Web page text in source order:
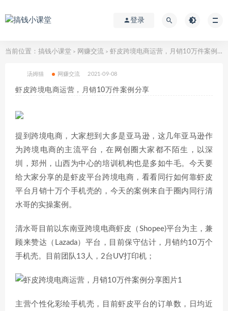
登录
当前位置： 搞钱小课堂 > 网赚交流 > 虾皮跨境电商运营，月销10万件案例分享
汤姆猫 网赚交流 2021-09-08
虾皮跨境电商运营，月销10万件案例分享
提到跨境电商，大家想到大多是亚马逊，这几年亚马逊作
为跨境电商的主流平台，在网创圈大家都不陌生，以深
圳，郑州，山西为中心的培训机构也是多如牛毛。今天要
给大家分享的是虾皮平台跨境电商，看看同行如何靠虾皮
平台月销十万个手机壳的，今天的案例来自于圈内同行清
水哥的实操案例。
清水哥目前以东南亚跨境电商虾皮（Shopee)平台为主，兼
顾来赞达（Lazada）平台，目前保守估计，月销约10万个
手机壳。目前团队13人，2台UV打印机；
主营个性化彩绘手机壳，目前虾皮平台的订单数，日均近